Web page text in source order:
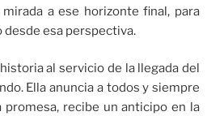
a ese horizonte final, para
desde esa perspectiva.
al servicio de la llegada del
Ella anuncia a todos y siempre
promesa, recibe un anticipo en la